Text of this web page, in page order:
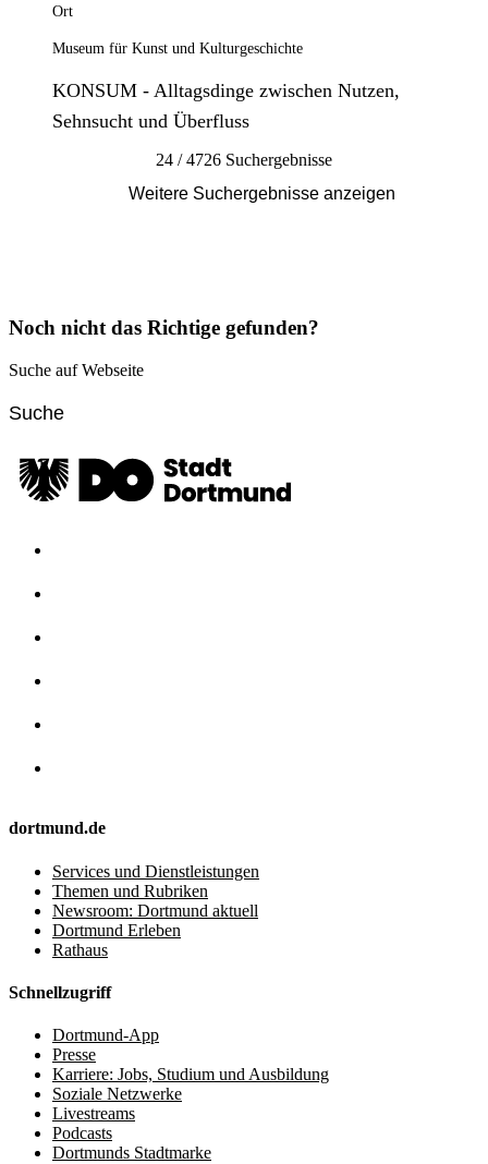
Ort
Museum für Kunst und Kulturgeschichte
KONSUM - Alltagsdinge zwischen Nutzen,
Sehnsucht und Überfluss
24 / 4726 Suchergebnisse
Weitere Suchergebnisse anzeigen
Noch nicht das Richtige gefunden?
Suche auf Webseite
dortmund.de
Services und Dienstleistungen
Themen und Rubriken
Newsroom: Dortmund aktuell
Dortmund Erleben
Rathaus
Schnellzugriff
Dortmund-App
Presse
Karriere: Jobs, Studium und Ausbildung
Soziale Netzwerke
Livestreams
Podcasts
Dortmunds Stadtmarke